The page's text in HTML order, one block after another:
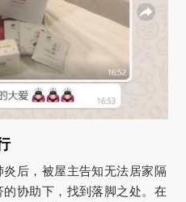
后，被屋主告知无法居家隔
协助下，找到落脚之处。在